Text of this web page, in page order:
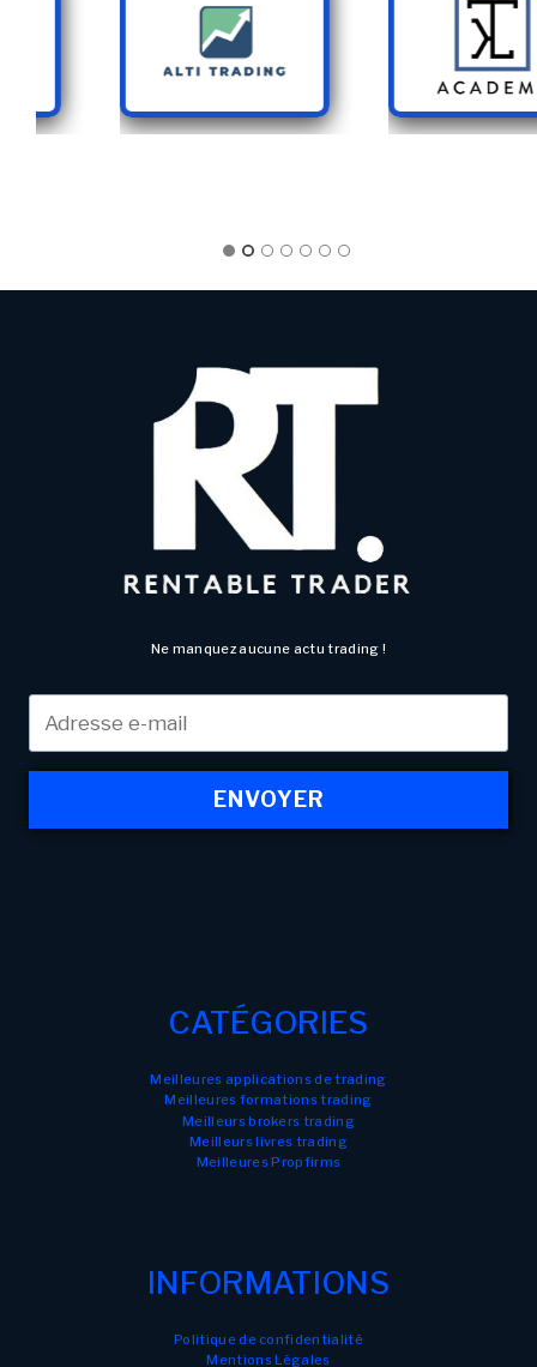
Ne manquez aucune actu trading !
ENVOYER
CATÉGORIES
Meilleures applications de trading
Meilleures formations trading
Meilleurs brokers trading
Meilleurs livres trading
Meilleures Propfirms
INFORMATIONS
Politique de confidentialité
Mentions Légales